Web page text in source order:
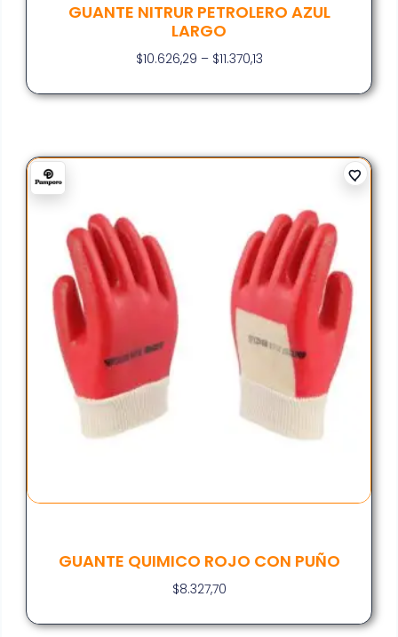
GUANTE NITRUR PETROLERO AZUL
LARGO
$10.626,29 – $11.370,13
GUANTE QUIMICO ROJO CON PUÑO
$8.327,70